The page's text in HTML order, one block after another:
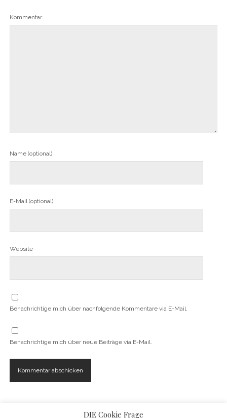
Kommentar
Name (optional)
E-Mail (optional)
Website
Benachrichtige mich über nachfolgende Kommentare via E-Mail.
Benachrichtige mich über neue Beiträge via E-Mail.
DIE Cookie Frage